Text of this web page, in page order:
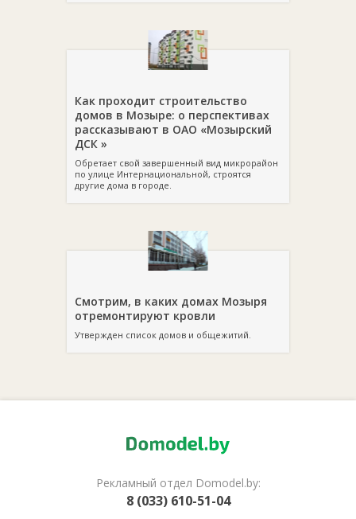
Как проходит строительство
домов в Мозыре: о перспективах
рассказывают в ОАО «Мозырский
ДСК »
Обретает свой завершенный вид микрорайон
по улице Интернациональной, строятся
другие дома в городе.
Смотрим, в каких домах Мозыря
отремонтируют кровли
Утвержден список домов и общежитий.
Рекламный отдел Domodel.by:
8 (033) 610-51-04